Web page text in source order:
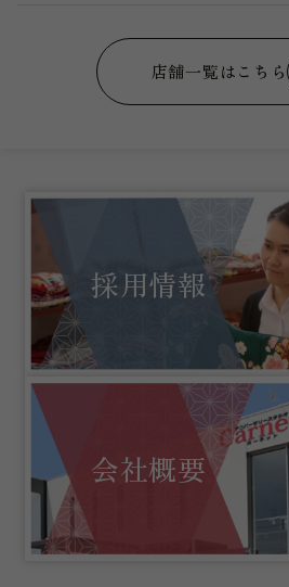
店舗一覧はこちら
採用情報
会社概要